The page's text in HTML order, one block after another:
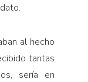
al hecho
tantas
sería en